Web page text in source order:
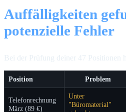
Auffälligkeiten
potenzielle Fehler
Bei der Prüfung deiner 47 Positionen
Position Problem
Telefonrechnung
März (89 €)
Unter
"Büromaterial"